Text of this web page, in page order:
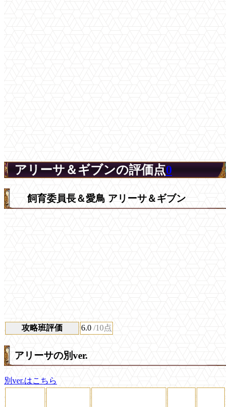
アリーサ＆ギブンの評価点0
飼育委員長＆愛鳥 アリーサ＆ギブン
攻略班評価 6.0 /10点
アリーサの別ver.
別ver.はこちら